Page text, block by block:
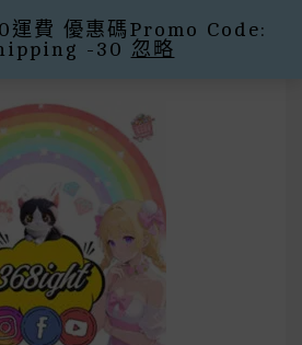
運費 優惠碼Promo Code:
-30 忽略